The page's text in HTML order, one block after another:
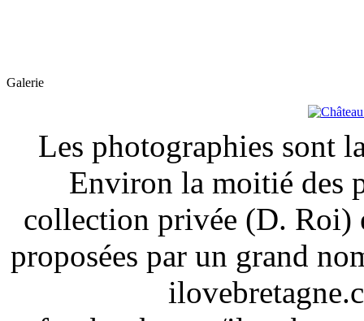
Galerie
Les photographies sont
Environ la moitié des
collection privée (D. Roi)
proposées par un grand